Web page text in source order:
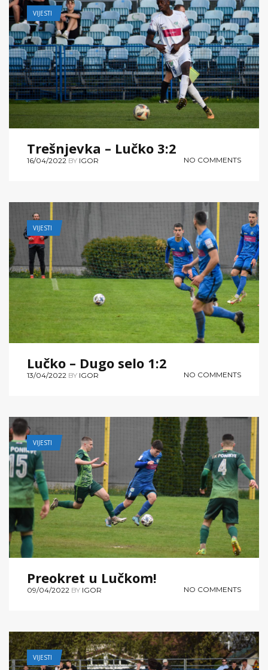
VIJESTI
Trešnjevka – Lučko 3:2
16/04/2022 BY IGOR NO COMMENTS
VIJESTI
Lučko – Dugo selo 1:2
13/04/2022 BY IGOR NO COMMENTS
VIJESTI
Preokret u Lučkom!
09/04/2022 BY IGOR NO COMMENTS
VIJESTI